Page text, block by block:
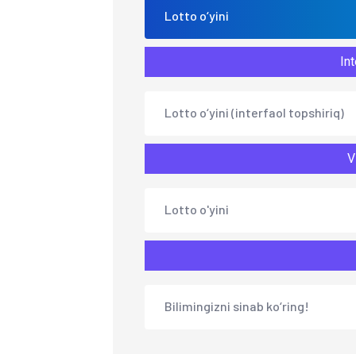
Lotto o‘yini
Lotto o‘yini (interfaol topshiriq)
Lotto o'yini
Bilimingizni sinab ko‘ring!